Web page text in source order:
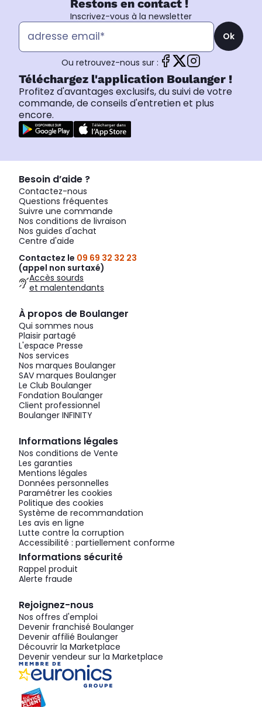
Restons en contact !
Inscrivez-vous à la newsletter
Ok
Ou retrouvez-nous sur :
Téléchargez l'application Boulanger !
Profitez d'avantages exclusifs, du suivi de votre
commande, de conseils d'entretien et plus
encore.
Besoin d’aide ?
Contactez-nous
Questions fréquentes
Suivre une commande
Nos conditions de livraison
Nos guides d'achat
Centre d'aide
Contactez le 09 69 32 32 23
(appel non surtaxé)
Accès sourds
et malentendants
À propos de Boulanger
Qui sommes nous
Plaisir partagé
L'espace Presse
Nos services
Nos marques Boulanger
SAV marques Boulanger
Le Club Boulanger
Fondation Boulanger
Client professionnel
Boulanger INFINITY
Informations légales
Nos conditions de Vente
Les garanties
Mentions légales
Données personnelles
Paramétrer les cookies
Politique des cookies
Système de recommandation
Les avis en ligne
Lutte contre la corruption
Accessibilité : partiellement conforme
Informations sécurité
Rappel produit
Alerte fraude
Rejoignez-nous
Nos offres d'emploi
Devenir franchisé Boulanger
Devenir affilié Boulanger
Découvrir la Marketplace
Devenir vendeur sur la Marketplace